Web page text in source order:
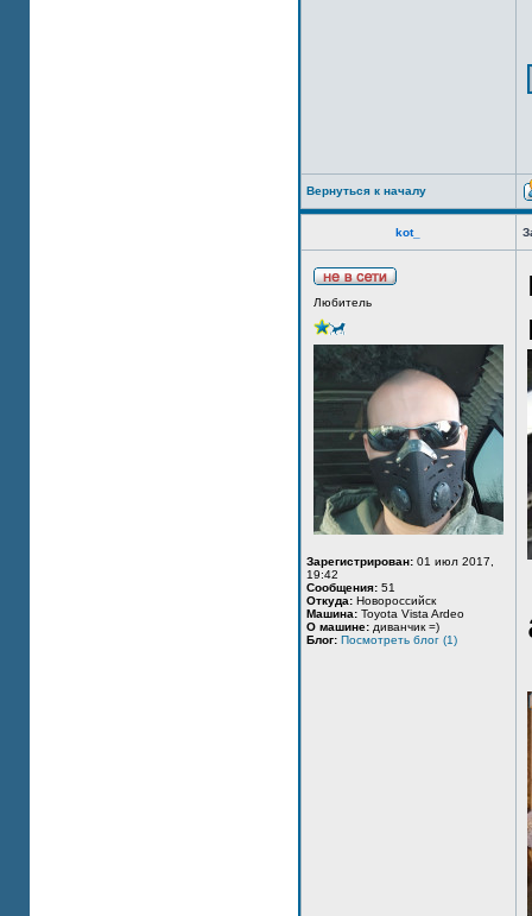
Вернуться к началу
kot_
Любитель
Зарегистрирован: 01 июл 2017,
19:42
Сообщения: 51
Откуда: Новороссийск
Машина: Toyota Vista Ardeo
О машине: диванчик =)
Блог: Посмотреть блог (1)